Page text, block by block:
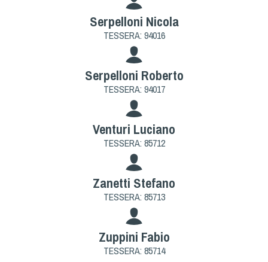
Serpelloni Nicola
TESSERA: 94016
Serpelloni Roberto
TESSERA: 94017
Venturi Luciano
TESSERA: 85712
Zanetti Stefano
TESSERA: 85713
Zuppini Fabio
TESSERA: 85714